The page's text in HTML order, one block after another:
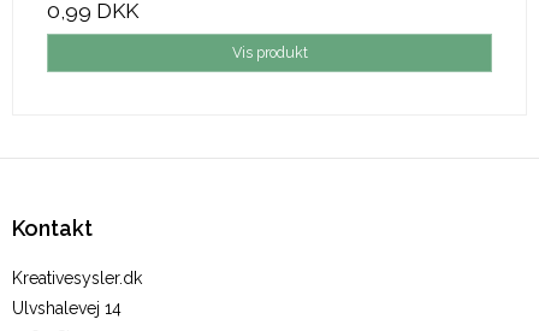
0,99 DKK
Vis produkt
Kontakt
Kreativesysler.dk
Ulvshalevej 14